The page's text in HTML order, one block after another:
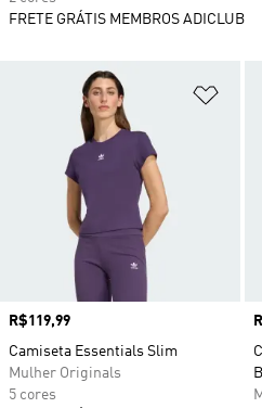
Preço
R$119,99
Camiseta Essentials Slim
Mulher Originals
5 cores
FRETE GRÁTIS MEMBROS ADICLUB